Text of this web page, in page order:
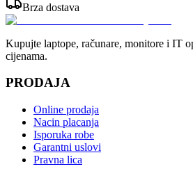
Brza dostava
Kupujte laptope, računare, monitore i IT
cijenama.
PRODAJA
Online prodaja
Nacin placanja
Isporuka robe
Garantni uslovi
Pravna lica